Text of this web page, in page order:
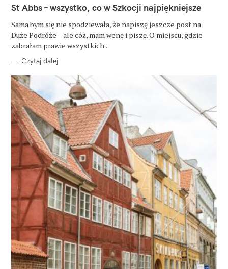
T
E
O
R
I
St Abbs – wszystko, co w Szkocji najpiękniejsze
Sama bym się nie spodziewała, że napiszę jeszcze post na
Duże Podróże – ale cóż, mam wenę i piszę. O miejscu, gdzie
zabrałam prawie wszystkich..
Czytaj dalej